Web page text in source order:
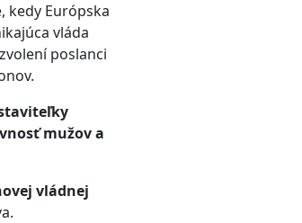
kedy Európska
vláda
poslanci
mužov a
vládnej